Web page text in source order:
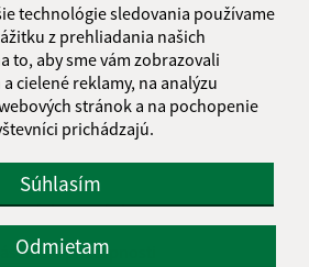
technológie sledovania používame
z prehliadania našich
to, aby sme vám zobrazovali
cielené reklamy, na analýzu
stránok a na pochopenie
prichádzajú.
Súhlasím
Odmietam
o stránke:
o prístupnosti